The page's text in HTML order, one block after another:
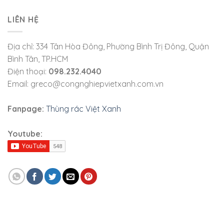
LIÊN HỆ
Địa chỉ: 334 Tân Hòa Đông, Phường Bình Trị Đông, Quận
Bình Tân, TP.HCM
Điện thoại: 098.232.4040
Email: greco@congnghiepvietxanh.com.vn
Fanpage: Thùng rác Việt Xanh
Youtube: